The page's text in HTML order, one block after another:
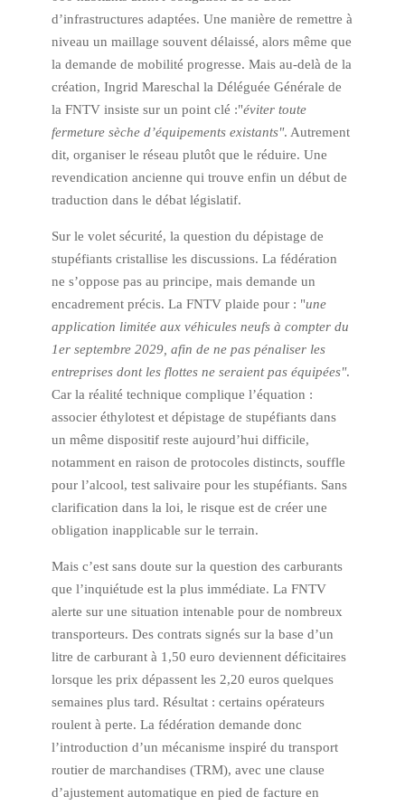
d’infrastructures adaptées. Une manière de remettre à
niveau un maillage souvent délaissé, alors même que
la demande de mobilité progresse. Mais au-delà de la
création, Ingrid Mareschal la Déléguée Générale de
la FNTV insiste sur un point clé :"éviter toute
fermeture sèche d’équipements existants". Autrement
dit, organiser le réseau plutôt que le réduire. Une
revendication ancienne qui trouve enfin un début de
traduction dans le débat législatif.
Sur le volet sécurité, la question du dépistage de
stupéfiants cristallise les discussions. La fédération
ne s’oppose pas au principe, mais demande un
encadrement précis. La FNTV plaide pour : "une
application limitée aux véhicules neufs à compter du
1er septembre 2029, afin de ne pas pénaliser les
entreprises dont les flottes ne seraient pas équipées".
Car la réalité technique complique l’équation :
associer éthylotest et dépistage de stupéfiants dans
un même dispositif reste aujourd’hui difficile,
notamment en raison de protocoles distincts, souffle
pour l’alcool, test salivaire pour les stupéfiants. Sans
clarification dans la loi, le risque est de créer une
obligation inapplicable sur le terrain.
Mais c’est sans doute sur la question des carburants
que l’inquiétude est la plus immédiate. La FNTV
alerte sur une situation intenable pour de nombreux
transporteurs. Des contrats signés sur la base d’un
litre de carburant à 1,50 euro deviennent déficitaires
lorsque les prix dépassent les 2,20 euros quelques
semaines plus tard. Résultat : certains opérateurs
roulent à perte. La fédération demande donc
l’introduction d’un mécanisme inspiré du transport
routier de marchandises (TRM), avec une clause
d’ajustement automatique en pied de facture en